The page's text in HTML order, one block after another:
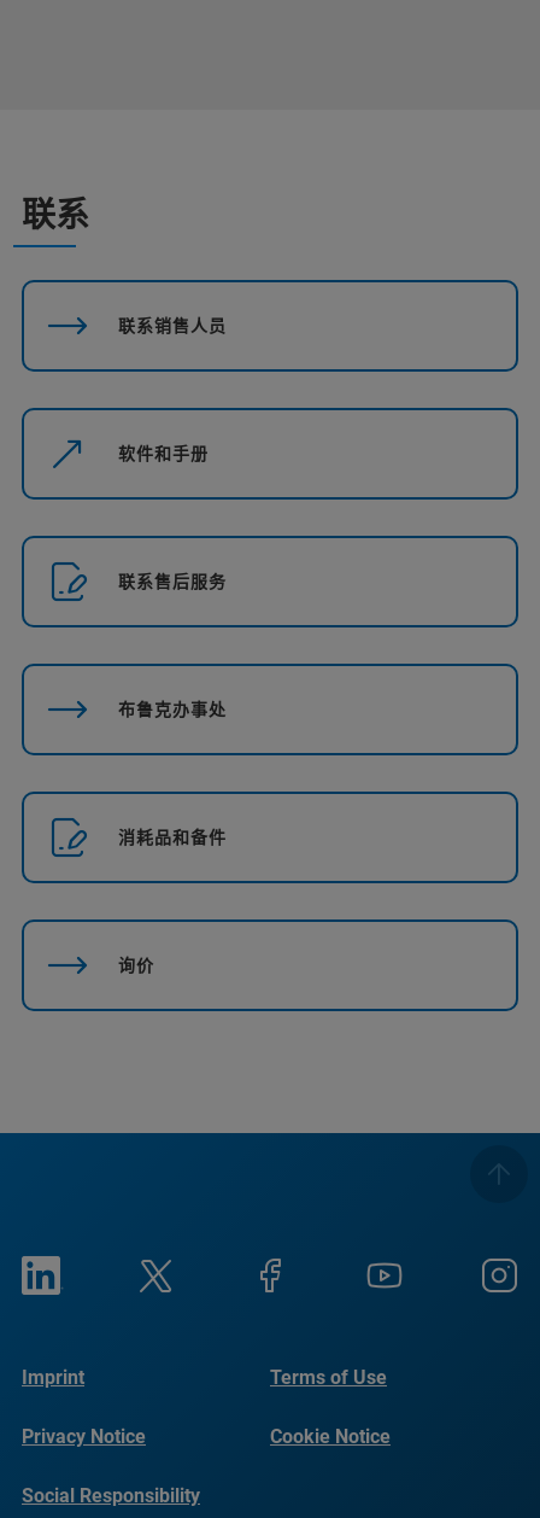
联系
联系销售人员
软件和手册
联系售后服务
布鲁克办事处
消耗品和备件
询价
Imprint Terms of Use
Privacy Notice Cookie Notice
Social Responsibility